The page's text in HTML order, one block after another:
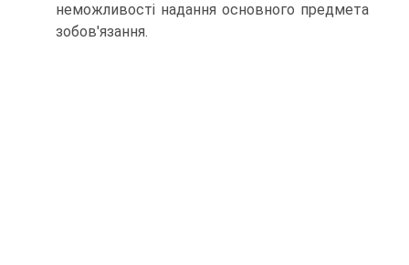
неможливості надання основного предмета
зобов'язання.